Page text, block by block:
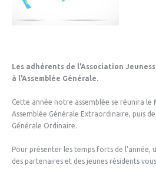
Les adhérents de l'Association
à l'Assemblée Générale.
Cette année notre assemblée se réunira le
Assemblée Générale Extraordinaire, puis
Générale Ordinaire.
Pour présenter les temps forts de l'année,
des partenaires et des jeunes résidents